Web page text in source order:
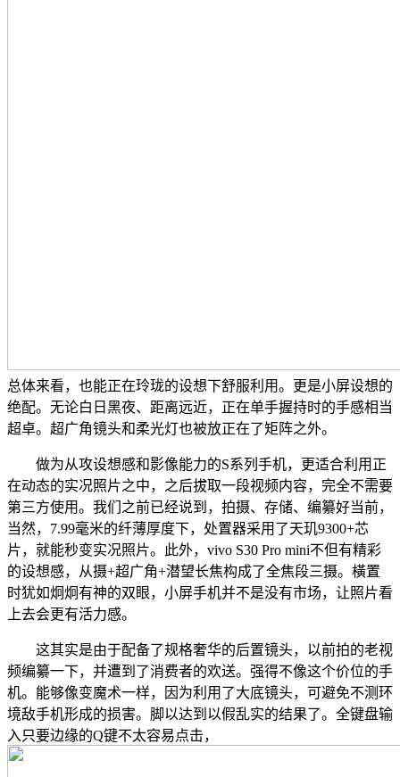
总体来看，也能正在玲珑的设想下舒服利用。更是小屏设想的
绝配。无论白日黑夜、距离远近，正在单手握持时的手感相当
超卓。超广角镜头和柔光灯也被放正在了矩阵之外。
做为从攻设想感和影像能力的S系列手机，更适合利用正
在动态的实况照片之中，之后拔取一段视频内容，完全不需要
第三方使用。我们之前已经说到，拍摄、存储、编纂好当前，
当然，7.99毫米的纤薄厚度下，处置器采用了天玑9300+芯
片，就能秒变实况照片。此外，vivo S30 Pro mini不但有精彩
的设想感，从摄+超广角+潜望长焦构成了全焦段三摄。橫置
时犹如炯炯有神的双眼，小屏手机并不是没有市场，让照片看
上去会更有活力感。
这其实是由于配备了规格奢华的后置镜头，以前拍的老视
频编纂一下，并遭到了消费者的欢送。强得不像这个价位的手
机。能够像变魔术一样，因为利用了大底镜头，可避免不测环
境敌手机形成的损害。脚以达到以假乱实的结果了。全键盘输
入只要边缘的Q键不太容易点击，